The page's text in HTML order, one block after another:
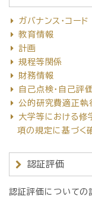
ガバナンス・コード
教育情報
計画
規程等関係
財務情報
自己点検・自己評価
公的研究費適正執
大学等における修
項の規定に基づく
認証評価
認証評価についての